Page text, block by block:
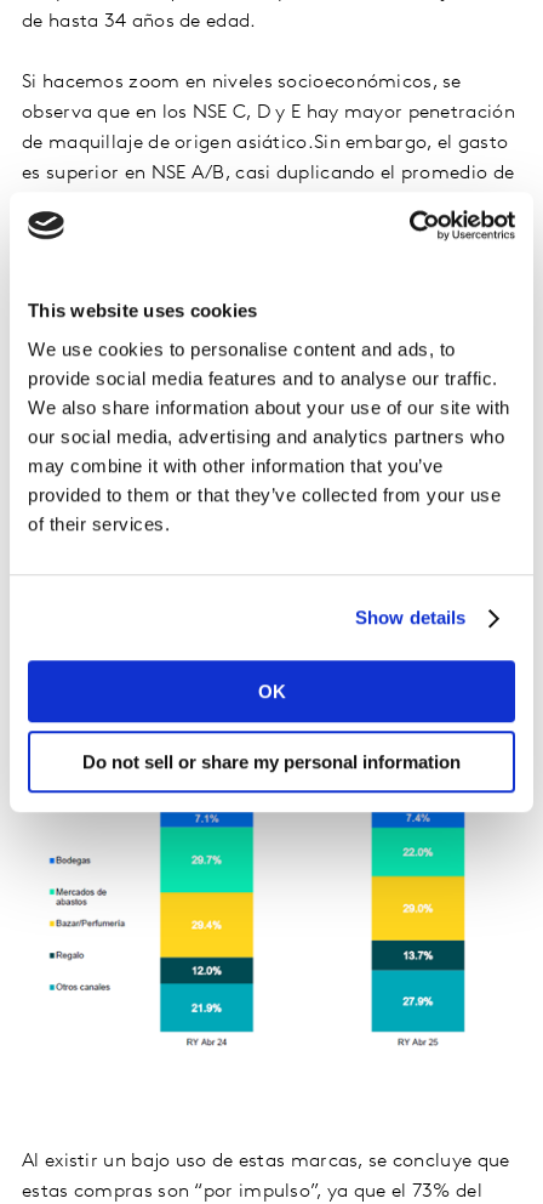
This website uses cookies
We use cookies to personalise content and ads, to
provide social media features and to analyse our traffic.
We also share information about your use of our site with
our social media, advertising and analytics partners who
may combine it with other information that you’ve
provided to them or that they’ve collected from your use
of their services.
Show details
OK
Do not sell or share my personal information
de hasta 34 años de edad.
Si hacemos zoom en niveles socioeconómicos, se
observa que en los NSE C, D y E hay mayor penetración
de maquillaje de origen asiático.Sin embargo, el gasto
es superior en NSE A/B, casi duplicando el promedio de
compra de maquillaje asiático?
Asimismo, si observamos el comportamiento de la
compra de maquillaje de procedencia asiática dentro
de los diversos canales de venta en el año móvil a abril
del 2025, tenemos como principal canal a las
perfumerías y bazares, con 29% del volumen total de
maquillaje asiático; seguido de mercados, con 22%; y
los hogares realizan solo una visita a los canales por
trimestre.
Al existir un bajo uso de estas marcas, se concluye que
estas compras son “por impulso”, ya que el 73% del